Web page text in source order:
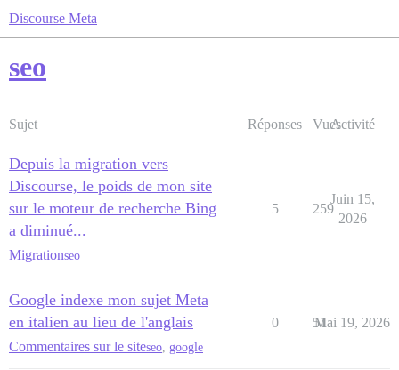
Discourse Meta
seo
Sujet Réponses VuesActivité
Depuis la migration vers
Discourse, le poids de mon site
sur le moteur de recherche Bing
a diminué...
Migrationseo
5 259
Juin 15,
2026
Google indexe mon sujet Meta
en italien au lieu de l'anglais
Commentaires sur le siteseo google
0 51
Mai 19, 2026